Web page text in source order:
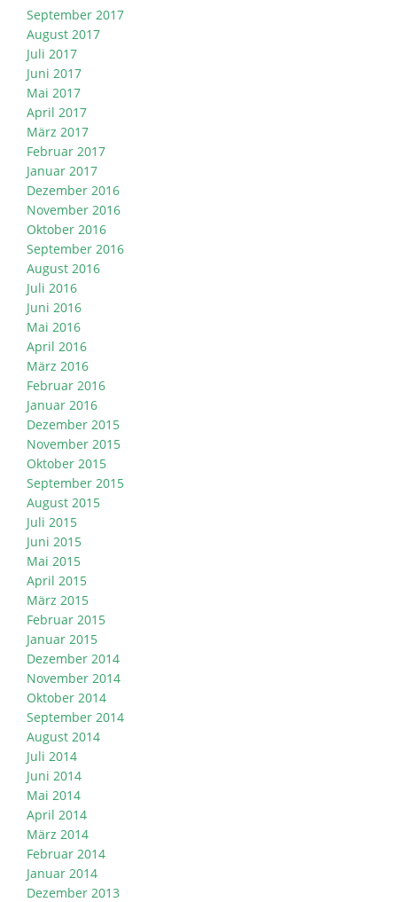
September 2017
August 2017
Juli 2017
Juni 2017
Mai 2017
April 2017
März 2017
Februar 2017
Januar 2017
Dezember 2016
November 2016
Oktober 2016
September 2016
August 2016
Juli 2016
Juni 2016
Mai 2016
April 2016
März 2016
Februar 2016
Januar 2016
Dezember 2015
November 2015
Oktober 2015
September 2015
August 2015
Juli 2015
Juni 2015
Mai 2015
April 2015
März 2015
Februar 2015
Januar 2015
Dezember 2014
November 2014
Oktober 2014
September 2014
August 2014
Juli 2014
Juni 2014
Mai 2014
April 2014
März 2014
Februar 2014
Januar 2014
Dezember 2013